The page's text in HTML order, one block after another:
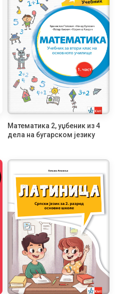
Математика 2, уџбеник из 4
дела на бугарском језику